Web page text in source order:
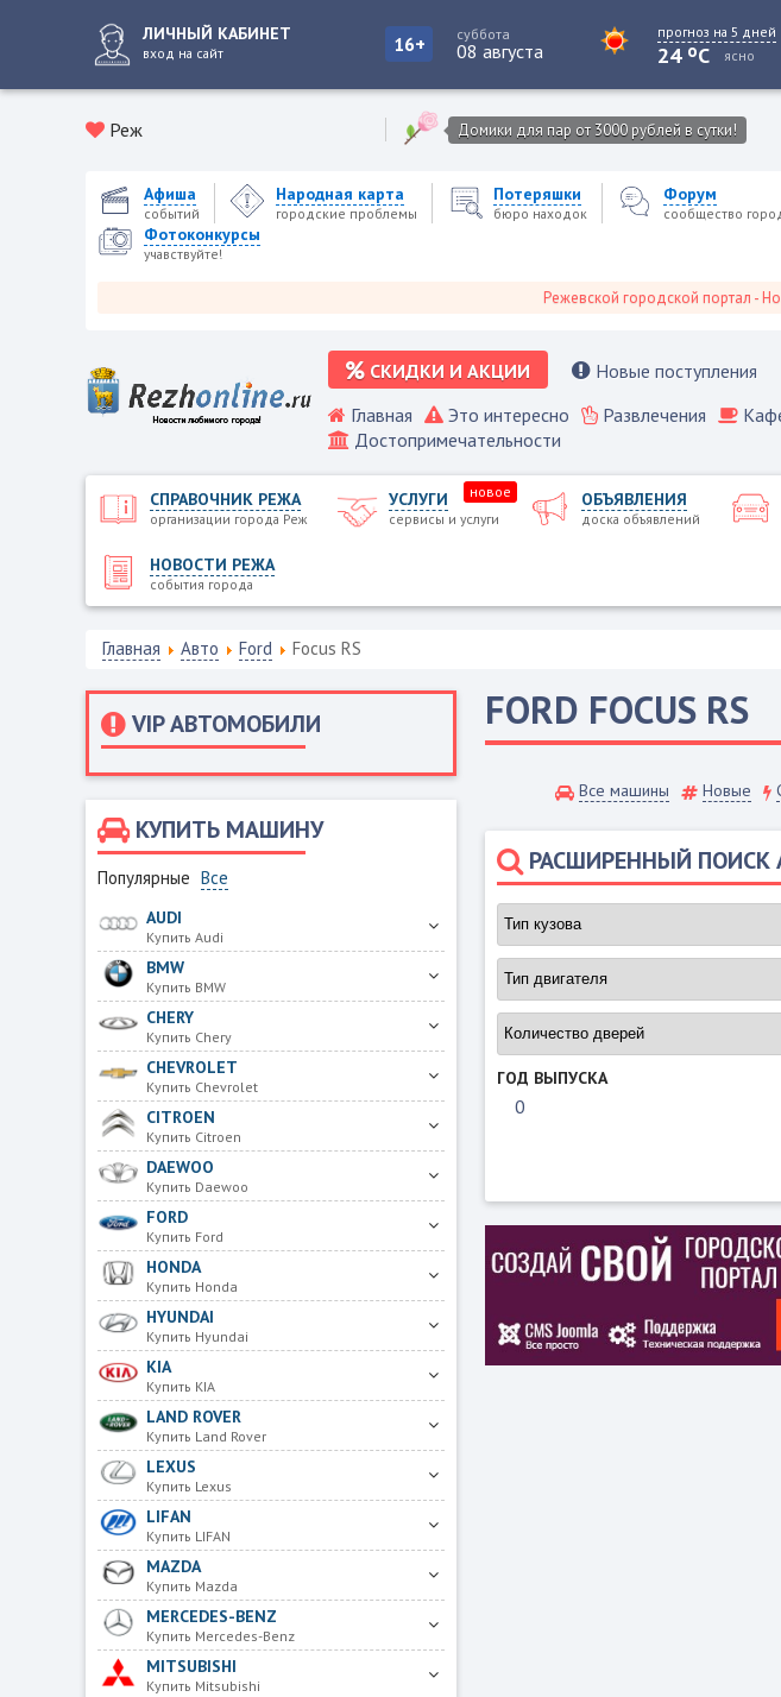
ЛИЧНЫЙ КАБИНЕТ
вход на сайт 16+ суббота
08 августа
прогноз на 5 дней
24 oC ясно
Реж Домики для пар от 3000 рублей в сутки!
Афиша
событий
Народная карта
городские проблемы
Потеряшки
бюро находок
Форум
сообщество
Фотоконкурсы
учавствуйте!
Режевской городской портал - Новости
СКИДКИ И АКЦИИ Новые поступления
Главная Это интересно Развлечения
Достопримечательности
СПРАВОЧНИК РЕЖА
организации города Реж
УСЛУГИ
сервисы и услуги
новое ОБЪЯВЛЕНИЯ
доска объявлений
НОВОСТИ РЕЖА
события города
Главная Авто Ford Focus RS
VIP АВТОМОБИЛИ
КУПИТЬ МАШИНУ
Популярные Все
AUDI
Купить Audi
BMW
Купить BMW
CHERY
Купить Chery
CHEVROLET
Купить Chevrolet
CITROEN
Купить Citroen
DAEWOO
Купить Daewoo
FORD
Купить Ford
HONDA
Купить Honda
HYUNDAI
Купить Hyundai
KIA
Купить KIA
LAND ROVER
Купить Land Rover
LEXUS
Купить Lexus
LIFAN
Купить LIFAN
MAZDA
Купить Mazda
MERCEDES-BENZ
Купить Mercedes-Benz
MITSUBISHI
Купить Mitsubishi
FORD FOCUS RS
Все машины Новые
РАСШИРЕННЫЙ ПОИСК
ГОД ВЫПУСКА